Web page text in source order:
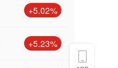
+5.02%
+5.23%